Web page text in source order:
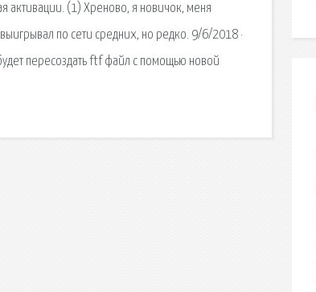
активации. (1) Хреново, я новичок, меня
по сети средних, но редко. 9/6/2018 ·
пересоздать ftf файл с помощью новой